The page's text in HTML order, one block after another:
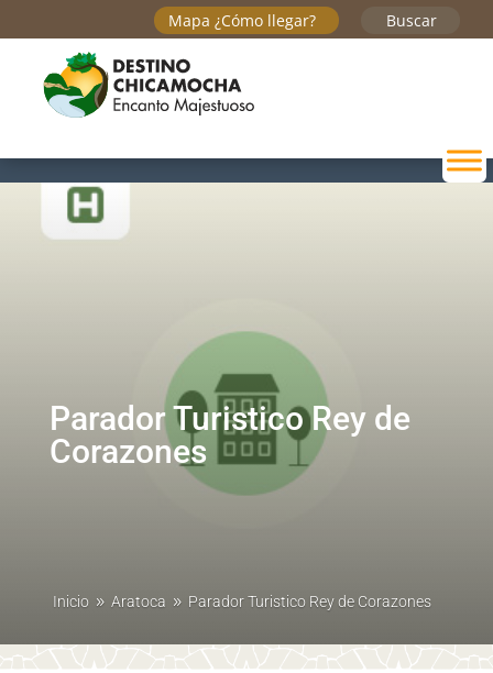
Buscar
Mapa ¿Cómo llegar?
Parador Turistico Rey de
Corazones
Inicio 9 Aratoca 9 Parador Turistico Rey de Corazones